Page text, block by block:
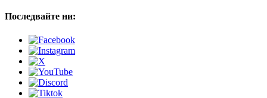
Последвайте ни: